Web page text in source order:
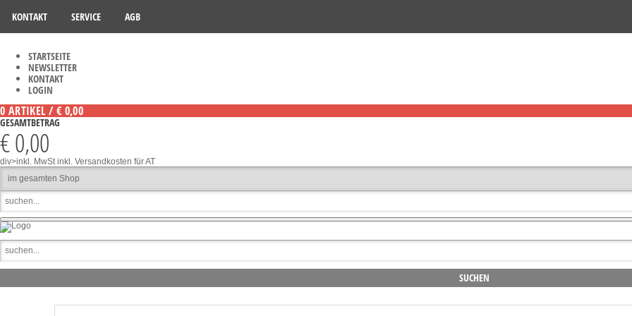
KONTAKT SERVICE AGB
STARTSEITE
NEWSLETTER
KONTAKT
LOGIN
0 ARTIKEL / € 0,00
GESAMTBETRAG
€ 0,00
div>inkl. MwStinkl. Versandkosten für AT